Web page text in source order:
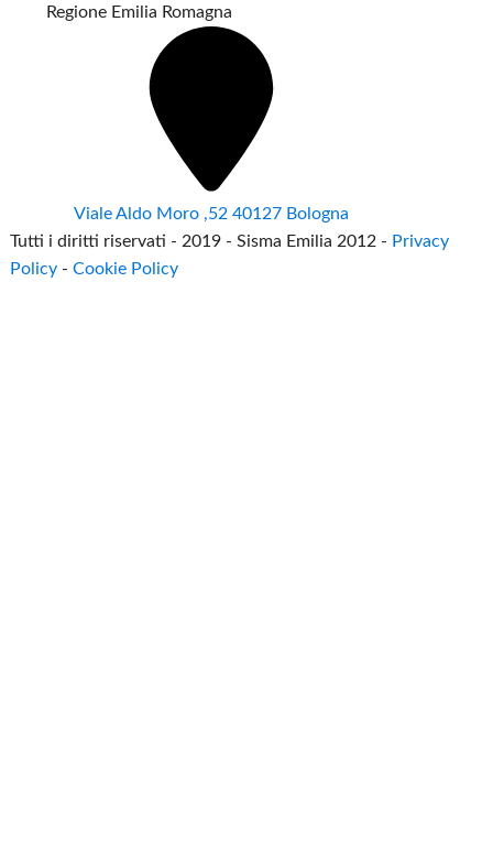
Regione Emilia Romagna
Viale Aldo Moro ,52 40127 Bologna
Tutti i diritti riservati - 2019 - Sisma Emilia 2012 - Privacy
Policy -Cookie Policy